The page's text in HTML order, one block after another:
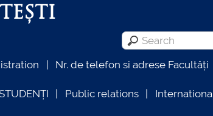
Nr. de telefon si adrese Facultăți
Public relations